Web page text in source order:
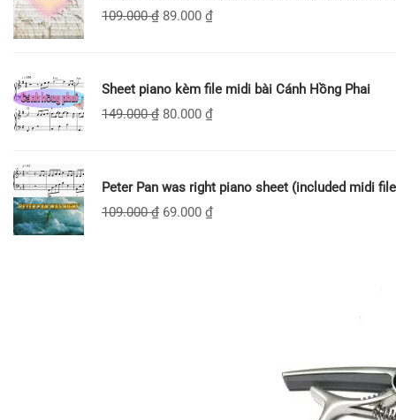
109.000₫ 89.000 ₫
Sheet piano kèm file midi bài Cánh Hồng Phai
149.000₫ 80.000 ₫
Peter Pan was right piano sheet (included midi
109.000₫ 69.000 ₫